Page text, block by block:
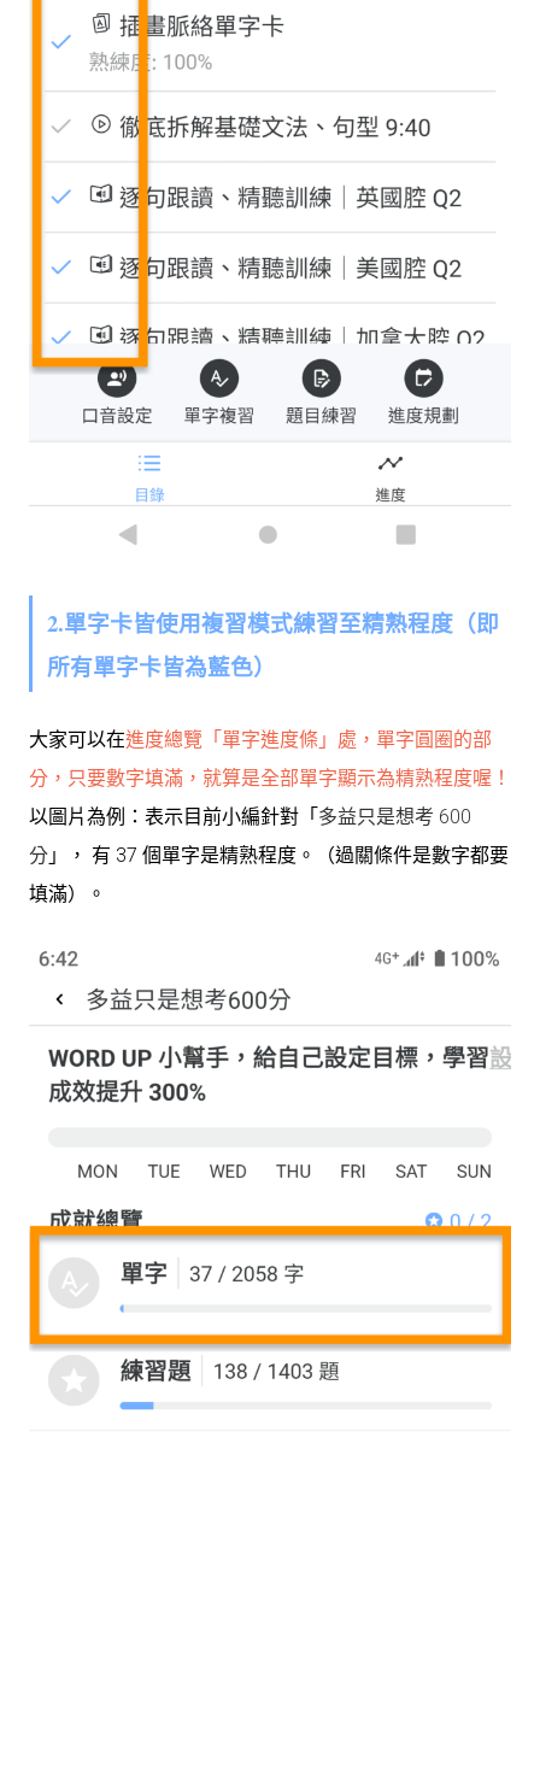
2.單字卡皆使用複習模式練習至精熟程度（即
所有單字卡皆為藍色）
大家可以在進度總覽「單字進度條」處，單字圓圈的部
分，只要數字填滿，就算是全部單字顯示為精熟程度喔！
以圖片為例：表示目前小編針對「 多益只是想考 600
分 」， 有 37 個單字是精熟程度。
（過關條件是數字都要
填滿）。